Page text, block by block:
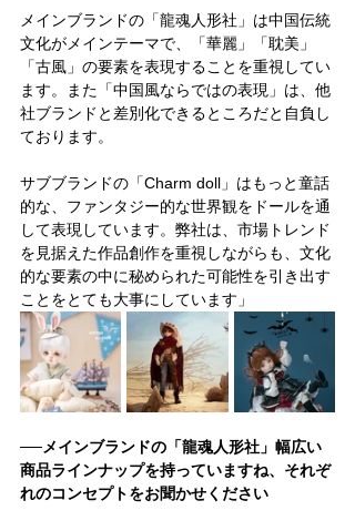
メインブランドの「龍魂人形社」は中国伝統
文化がメインテーマで、「華麗」「耽美」
「古風」の要素を表現することを重視してい
ます。また「中国風ならではの表現」は、他
社ブランドと差別化できるところだと自負し
ております。
サブブランドの「Charm doll」はもっと童話
的な、ファンタジー的な世界観をドールを通
して表現しています。弊社は、市場トレンド
を見据えた作品創作を重視しながらも、文化
的な要素の中に秘められた可能性を引き出す
ことをとても大事にしています」
──メインブランドの「龍魂人形社」幅広い
商品ラインナップを持っていますね、それぞ
れのコンセプトをお聞かせください